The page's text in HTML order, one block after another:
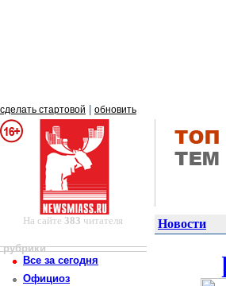
сделать стартовой обновить
На сайте383 читателя Новости
рубрики
Все за сегодня
Официоз